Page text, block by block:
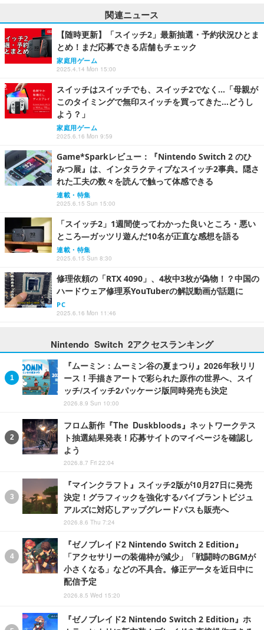
関連ニュース
【随時更新】「スイッチ2」最新抽選・予約状況ひとま
とめ！まだ応募できる店舗もチェック
家庭用ゲーム
2025.4.14 Mon 15:00
スイッチはスイッチでも、スイッチ2でなく…「母親が
このタイミングで無印スイッチを買ってきた…どうし
よう？」
家庭用ゲーム
2025.6.16 Mon 9:59
Game*Sparkレビュー：『Nintendo Switch 2 のひ
みつ展』は、インタラクティブなスイッチ2事典。隠さ
れた工夫の数々を読んで触って体感できる
連載・特集
2025.6.15 Sun 15:00
「スイッチ2」1週間使ってわかった良いところ・悪い
ところ―ガッツリ遊んだ10名が正直な感想を語る
連載・特集
2025.6.15 Sun 8:30
修理依頼の「RTX 4090」、4枚中3枚が偽物！？中国の
ハードウェア修理系YouTuberの解説動画が話題に
PC
2025.6.16 Mon 11:46
Nintendo Switch 2アクセスランキング
『ムーミン：ムーミン谷の夏まつり』2026年秋リリ
ース！手描きアートで彩られた原作の世界へ、スイ
ッチ/スイッチ2パッケージ版同時発売も決定
2026.8.9 Sun 10:00
フロム新作『The Duskbloods』ネットワークテス
ト抽選結果発表！応募サイトのマイページを確認し
よう
2026.8.7 Fri 22:04
『マインクラフト』スイッチ2版が10月27日に発売
決定！グラフィックを強化するバイブラントビジュ
アルズに対応しアップグレードパスも販売へ
2026.8.6 Thu 7:24
『ゼノブレイド2 Nintendo Switch 2 Edition』
「アクセサリーの装備枠が減少」「戦闘時のBGMが
小さくなる」などの不具合。修正データを近日中に
配信予定
2026.8.5 Wed 15:20
『ゼノブレイド2 Nintendo Switch 2 Edition』ホ